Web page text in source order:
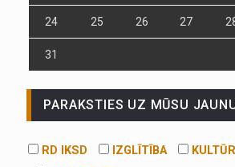
24 25 26 27
31
PARAKSTIES UZ MŪSU
RD IKSD IZGLĪTĪBA